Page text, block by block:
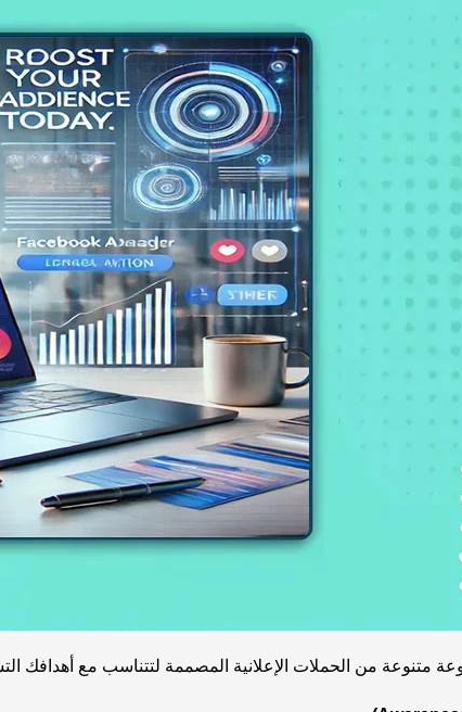
متنوعة من الحملات الإعلانية المصممة لتتناسب مع أهدافك